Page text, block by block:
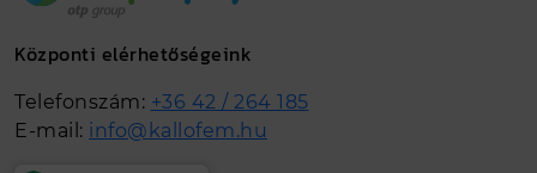
Központi elérhetőségeink
Telefonszám: +36 42 / 264 185
E-mail: info@kallofem.hu